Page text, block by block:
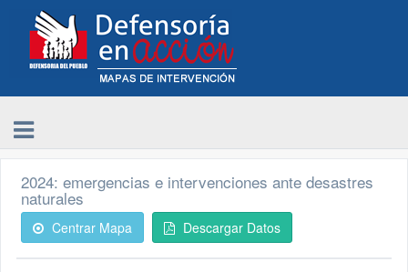
2024: emergencias e intervenciones ante desastres
naturales
Centrar Mapa Descargar Datos